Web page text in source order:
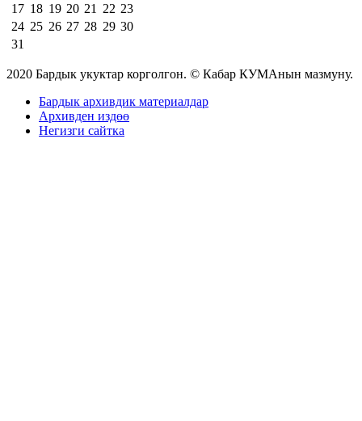
17 18 19 20 21 22 23
24 25 26 27 28 29 30
31
2020 Бардык укуктар корголгон. © Кабар КУМАнын мазмуну.
Бардык архивдик материалдар
Архивден издөө
Негизги сайтка